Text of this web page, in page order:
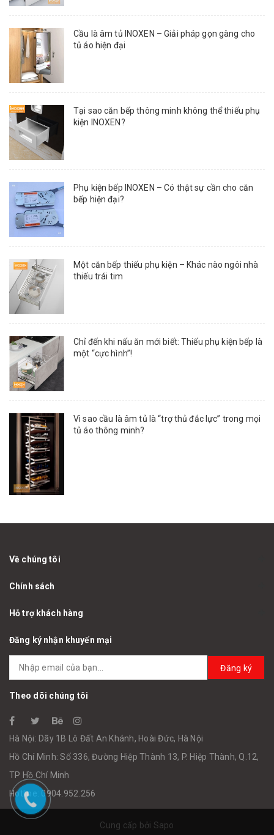
Cầu là âm tủ INOXEN – Giải pháp gọn gàng cho
tủ áo hiện đại
Tại sao căn bếp thông minh không thể thiếu phụ
kiện INOXEN?
Phụ kiện bếp INOXEN – Có thật sự cần cho căn
bếp hiện đại?
Một căn bếp thiếu phụ kiện – Khác nào ngôi nhà
thiếu trái tim
Chỉ đến khi nấu ăn mới biết: Thiếu phụ kiện bếp là
một “cực hình”!
Vì sao cầu là âm tủ là “trợ thủ đắc lực” trong mọi
tủ áo thông minh?
Về chúng tôi
Chính sách
Hỗ trợ khách hàng
Đăng ký nhận khuyến mại
Đăng ký
Theo dõi chúng tôi
Hà Nội: Dãy 1B Lô Đất An Khánh, Hoài Đức, Hà Nội
Hồ Chí Minh: Số 336, Đường Hiệp Thành 13, P. Hiệp Thành, Q.12,
TP Hồ Chí Minh
Hotline: 0904.952.256
Cung cấp bởi Sapo